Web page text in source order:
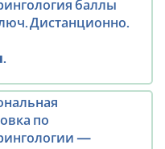
баллы
Дистанционно.
по
—